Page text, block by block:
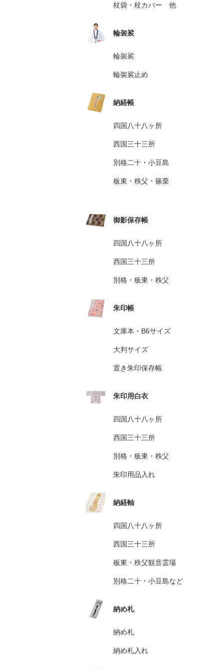
杖袋・杖カバー 他
輪袈裟
輪袈裟
輪袈裟止め
納経帳
四国八十八ヶ所
西国三十三所
別格二十・小豆島
板東・秩父・篠栗
御影保存帳
四国八十八ヶ所
西国三十三所
別格・板東・秩父
朱印帳
文庫本・B6サイズ
大判サイズ
置き朱印保存帳
朱印用白衣
四国八十八ヶ所
西国三十三所
別格・板東・秩父
朱印用品入れ
納経軸
四国八十八ヶ所
西国三十三所
板東・秩父観音霊場
別格二十・小豆島など
納め札
納め札
納め札入れ